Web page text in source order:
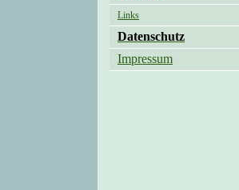
Links
Datenschutz
Impressum